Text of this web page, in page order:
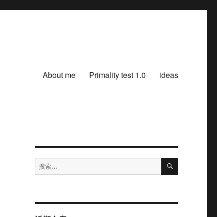
About me Primality test 1.0 ideas
搜
索：
搜